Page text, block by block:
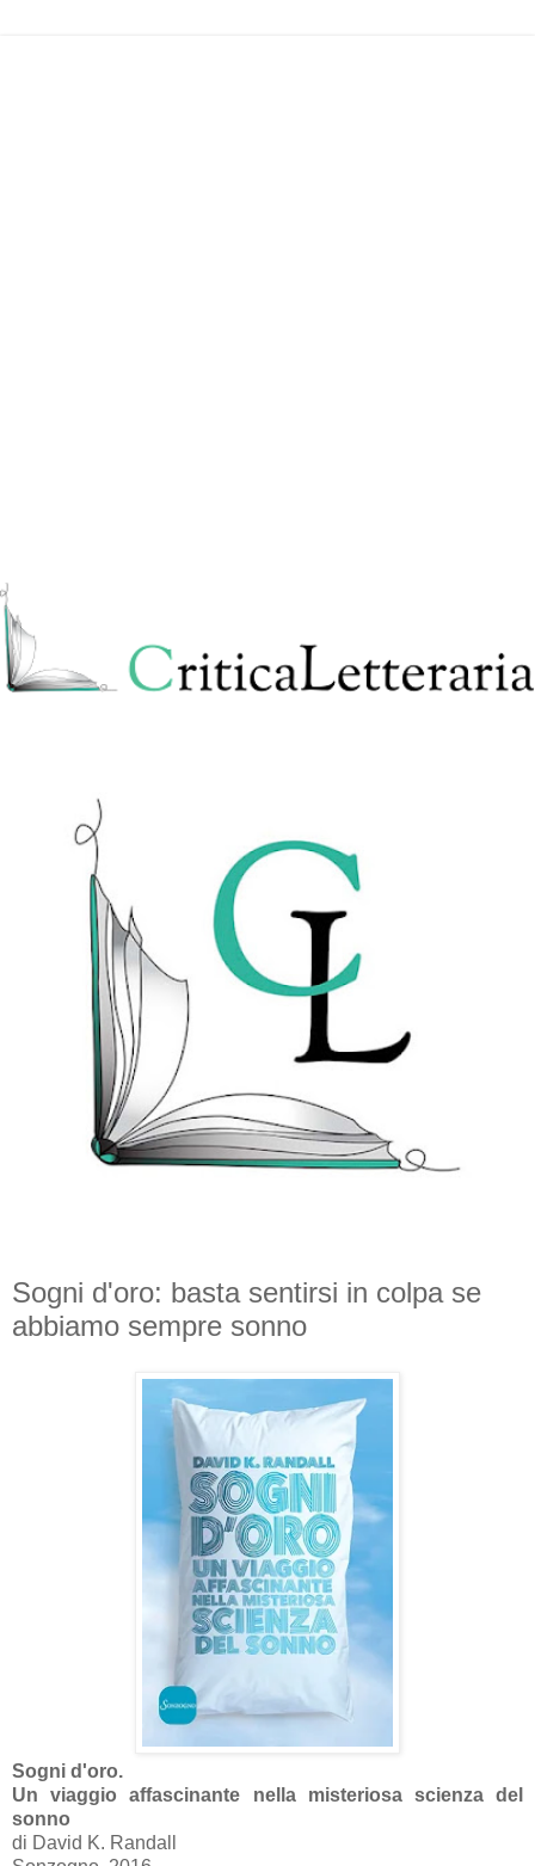
Sogni d'oro: basta sentirsi in colpa se
abbiamo sempre sonno
Sogni d'oro.
Un viaggio affascinante nella misteriosa scienza del
sonno
di David K. Randall